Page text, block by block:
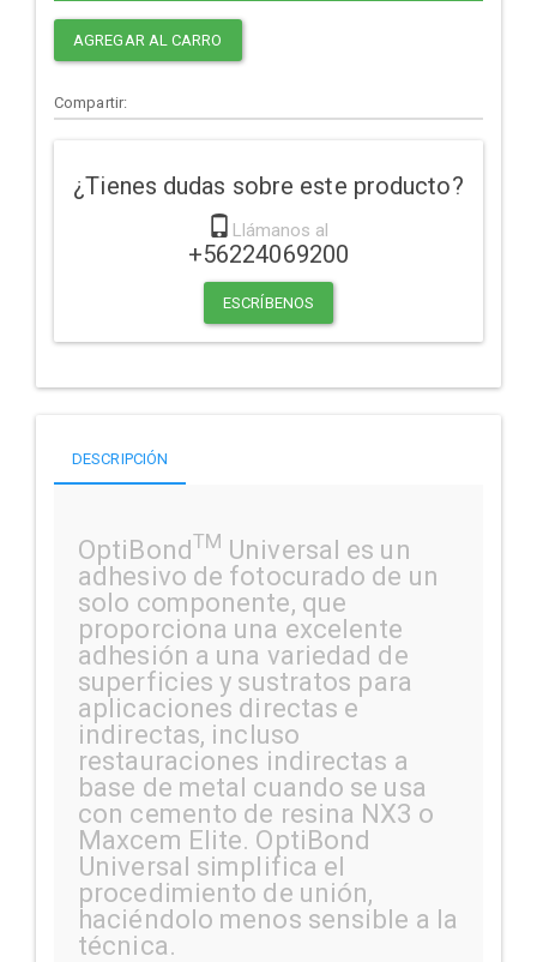
AGREGAR AL CARRO
Compartir:
¿Tienes dudas sobre este producto?
Llámanos al
+56224069200
ESCRÍBENOS
DESCRIPCIÓN
OptiBondTM Universal es un
adhesivo de fotocurado de un
solo componente, que
proporciona una excelente
adhesión a una variedad de
superficies y sustratos para
aplicaciones directas e
indirectas, incluso
restauraciones indirectas a
base de metal cuando se usa
con cemento de resina NX3 o
Maxcem Elite. OptiBond
Universal simplifica el
procedimiento de unión,
haciéndolo menos sensible a la
técnica.